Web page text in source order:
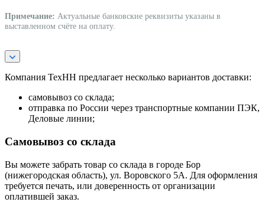
Примечание: Актуальные банковские реквизиты указаны в
выставленном счёте на оплату.
Компания ТехНН предлагает несколько вариантов доставки:
самовывоз со склада;
отправка по России через транспортные компании ПЭК,
Деловые линии;
Самовывоз со склада
Вы можете забрать товар со склада в городе Бор
(нижегородская область), ул. Воровского 5А. Для оформления
требуется печать, или доверенность от организации
оплатившей заказ.